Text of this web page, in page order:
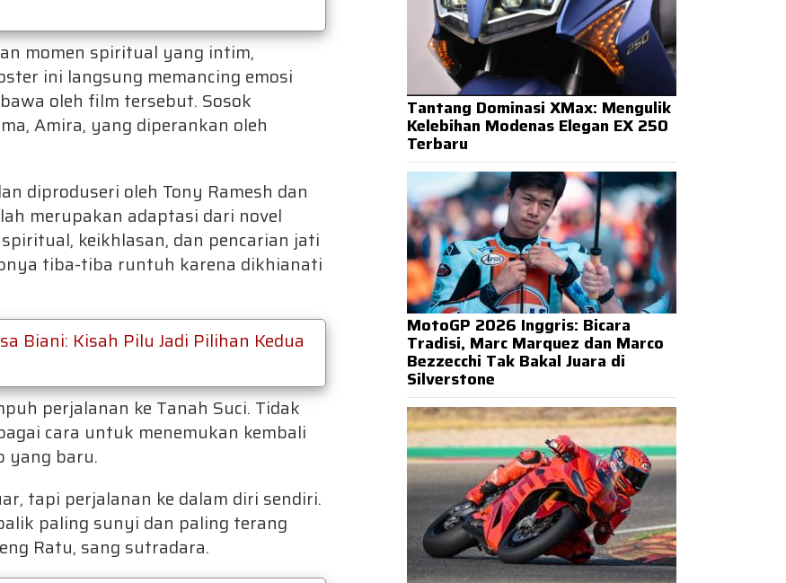
momen spiritual yang intim,
ini langsung memancing emosi
oleh film tersebut. Sosok
Amira, yang diperankan oleh
diproduseri oleh Tony Ramesh dan
merupakan adaptasi dari novel
keikhlasan, dan pencarian jati
tiba-tiba runtuh karena dikhianati
Biani: Kisah Pilu Jadi Pilihan Kedua
perjalanan ke Tanah Suci. Tidak
cara untuk menemukan kembali
yang baru.
tapi perjalanan ke dalam diri sendiri.
paling sunyi dan paling terang
Ratu, sang sutradara.
Tantang Dominasi XMax: Mengulik
Kelebihan Modenas Elegan EX 250
Terbaru
MotoGP 2026 Inggris: Bicara
Tradisi, Marc Marquez dan Marco
Bezzecchi Tak Bakal Juara di
Silverstone